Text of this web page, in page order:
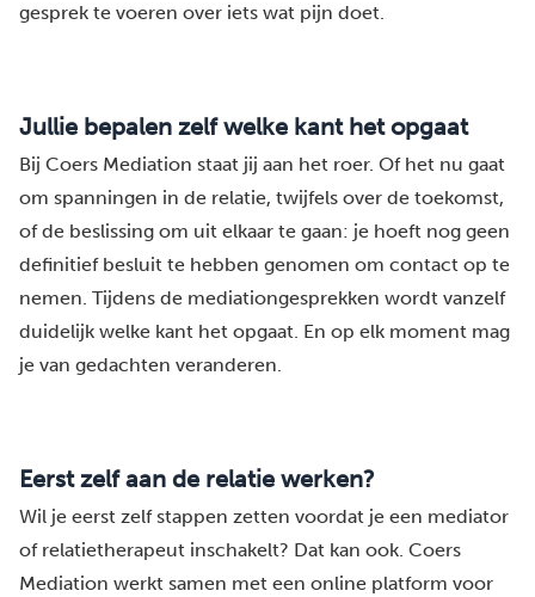
gesprek te voeren over iets wat pijn doet.
Jullie bepalen zelf welke kant het opgaat
Bij Coers Mediation staat jij aan het roer. Of het nu gaat
om spanningen in de relatie, twijfels over de toekomst,
of de beslissing om uit elkaar te gaan: je hoeft nog geen
definitief besluit te hebben genomen om contact op te
nemen. Tijdens de mediationgesprekken wordt vanzelf
duidelijk welke kant het opgaat. En op elk moment mag
je van gedachten veranderen.
Eerst zelf aan de relatie werken?
Wil je eerst zelf stappen zetten voordat je een mediator
of relatietherapeut inschakelt? Dat kan ook. Coers
Mediation werkt samen met een online platform voor